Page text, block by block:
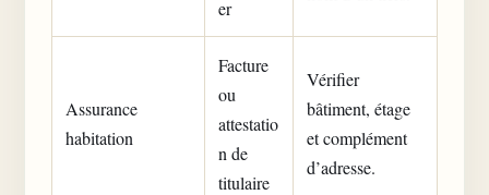
er
Assurance
habitation
Facture
ou
attestatio
n de
titulaire
Vérifier
bâtiment, étage
et complément
d’adresse.